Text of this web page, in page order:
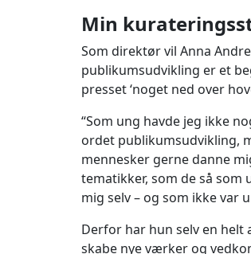
Min
Som direktør vil Anna
publikumsudvikling er et
presset ‘noget ned over
“Som ung havde jeg ikke
ordet publikumsudvikling,
mennesker gerne danne
tematikker, som de så som
mig selv – og som ikke var
Derfor har hun selv en
skabe nye værker og